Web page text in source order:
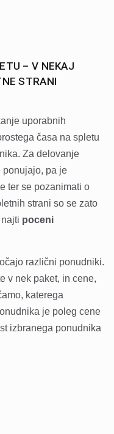
– V NEKAJ
STRANI
uporabnih
časa na spletu
Za delovanje
ponujajo, pa je
ter se pozanimati o
strani so se zato
poceni
različni ponudniki.
v nek paket, in cene,
katerega
je poleg cene
izbranega ponudnika